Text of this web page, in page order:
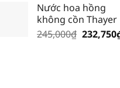
là:
195,000₫.
Nước hoa hồng
không cồn Thayer
245,000₫ Giá
232,750